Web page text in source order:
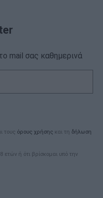
mail σας καθημερινά
τους όρους χρήσης και τη δήλωση
ή ότι βρίσκομαι υπό την